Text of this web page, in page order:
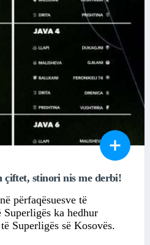
çiftet, stinori nis me derbi!
përfaqësuesve të
ka hedhur
Superligës së Kosovës.